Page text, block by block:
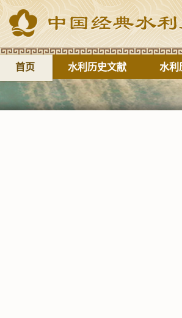
首页 水利历史文献 水利